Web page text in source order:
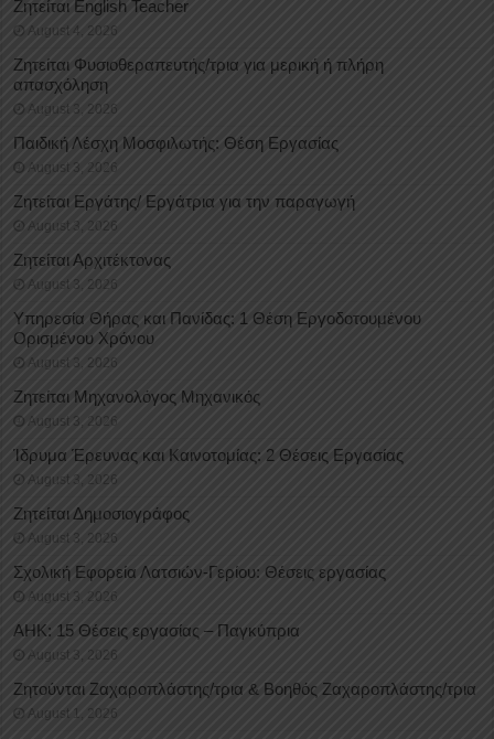
Ζητείται English Teacher
August 4, 2026
Ζητείται Φυσιοθεραπευτής/τρια για μερική ή πλήρη
απασχόληση
August 3, 2026
Παιδική Λέσχη Μοσφιλωτής: Θέση Εργασίας
August 3, 2026
Ζητείται Εργάτης/ Εργάτρια για την παραγωγή
August 3, 2026
Ζητείται Αρχιτέκτονας
August 3, 2026
Υπηρεσία Θήρας και Πανίδας: 1 Θέση Eργοδοτουμένου
Oρισμένου Xρόνου
August 3, 2026
Ζητείται Μηχανολόγος Μηχανικός
August 3, 2026
Ίδρυμα Έρευνας και Καινοτομίας: 2 Θέσεις Εργασίας
August 3, 2026
Ζητείται Δημοσιογράφος
August 3, 2026
Σχολική Εφορεία Λατσιών-Γερίου: Θέσεις εργασίας
August 3, 2026
ΑΗΚ: 15 Θέσεις εργασίας – Παγκύπρια
August 3, 2026
Ζητούνται Ζαχαροπλάστης/τρια & Βοηθός Ζαχαροπλάστης/τρια
August 1, 2026